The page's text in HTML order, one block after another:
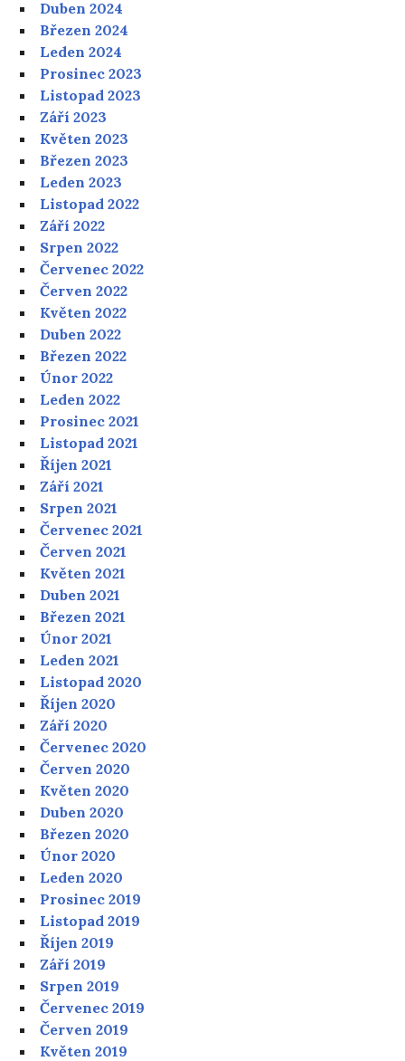
Duben 2024
Březen 2024
Leden 2024
Prosinec 2023
Listopad 2023
Září 2023
Květen 2023
Březen 2023
Leden 2023
Listopad 2022
Září 2022
Srpen 2022
Červenec 2022
Červen 2022
Květen 2022
Duben 2022
Březen 2022
Únor 2022
Leden 2022
Prosinec 2021
Listopad 2021
Říjen 2021
Září 2021
Srpen 2021
Červenec 2021
Červen 2021
Květen 2021
Duben 2021
Březen 2021
Únor 2021
Leden 2021
Listopad 2020
Říjen 2020
Září 2020
Červenec 2020
Červen 2020
Květen 2020
Duben 2020
Březen 2020
Únor 2020
Leden 2020
Prosinec 2019
Listopad 2019
Říjen 2019
Září 2019
Srpen 2019
Červenec 2019
Červen 2019
Květen 2019